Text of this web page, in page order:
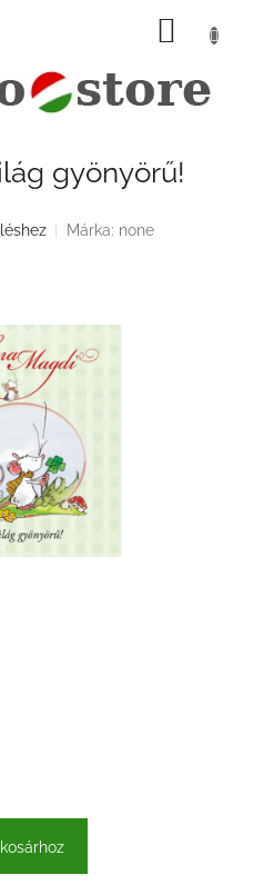
KOSÁR
gyönyörű!
Márka: none